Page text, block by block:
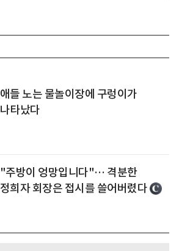
애들 노는 물놀이장에 구렁이가
나타났다
"주방이 엉망입니다"… 격분한
정희자 회장은 접시를 쓸어버렸다